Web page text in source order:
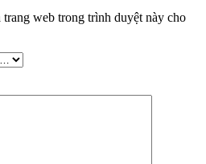
web trong trình duyệt này cho